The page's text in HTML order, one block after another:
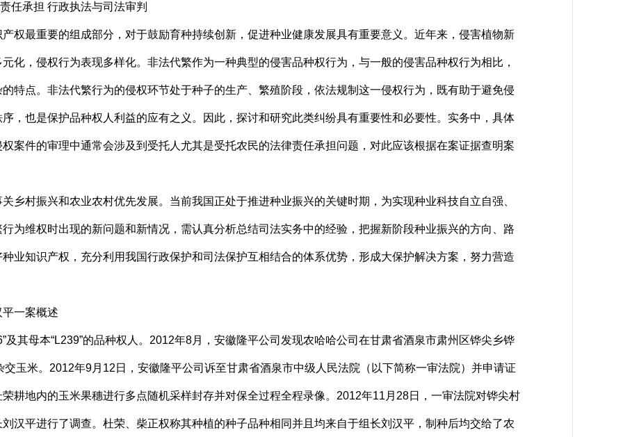
承担 行政执法与司法审判
最重要的组成部分，对于鼓励育种持续创新，促进种业健康发展具有重要意义。近年来，侵害植物新
化，侵权行为表现多样化。非法代繁作为一种典型的侵害品种权行为，与一般的侵害品种权行为相比，
特点。非法代繁行为的侵权环节处于种子的生产、繁殖阶段，依法规制这一侵权行为，既有助于避免侵
，也是保护品种权人利益的应有之义。因此，探讨和研究此类纠纷具有重要性和必要性。实务中，具体
案件的审理中通常会涉及到受托人尤其是受托农民的法律责任承担问题，对此应该根据在案证据查明案
村振兴和农业农村优先发展。当前我国正处于推进种业振兴的关键时期，为实现种业科技自立自强、
为维权时出现的新问题和新情况，需认真分析总结司法实务中的经验，把握新阶段种业振兴的方向、路
业知识产权，充分利用我国行政保护和司法保护互相结合的体系优势，形成大保护解决方案，努力营造
一案概述
母本“L239”的品种权人。2012年8月，安徽隆平公司发现农哈哈公司在甘肃省酒泉市肃州区铧尖乡铧
交玉米。2012年9月12日，安徽隆平公司诉至甘肃省酒泉市中级人民法院（以下简称一审法院）并申请证
耕地内的玉米果穗进行多点随机采样封存并对保全过程全程录像。2012年11月28日，一审法院对铧尖村
汉平进行了调查。杜荣、柴正权称其种植的种子品种相同并且均来自于组长刘汉平，制种后均交给了农